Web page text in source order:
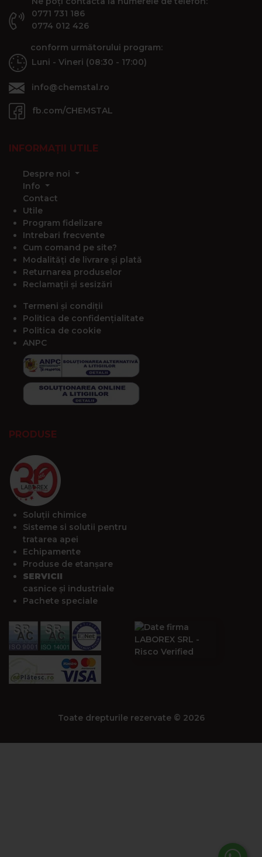
0771 731 186
0774 012 426
conform următorului program:
Luni - Vineri (08:30 - 17:00)
info@chemstal.ro
fb.com/CHEMSTAL
INFORMAȚII UTILE
Despre noi
Info
Contact
Utile
Program fidelizare
Intrebari frecvente
Cum comand pe site?
Modalități de livrare și plată
Returnarea produselor
Reclamații și sesizări
Termeni și condiții
Politica de confidențialitate
Politica de cookie
ANPC
PRODUSE
Soluții chimice
Sisteme si solutii pentru
tratarea apei
Echipamente
Produse de etanșare
SERVICII
casnice și industriale
Pachete speciale
Toate drepturile rezervate © 2026